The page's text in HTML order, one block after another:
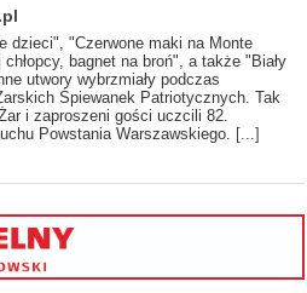
dzieci", "Czerwone maki na Monte
bagnet na broń", a także "Biały
utwory wybrzmiały podczas
Śpiewanek Patriotycznych. Tak
i zaproszeni gości uczcili 82.
Powstania Warszawskiego. [...]